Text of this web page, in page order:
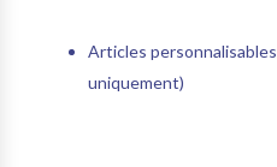
Articles
uniquement)